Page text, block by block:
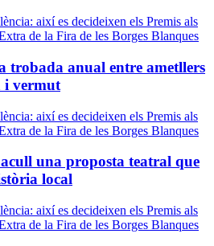
trobada anual entre ametllers
i vermut
una proposta teatral que
local